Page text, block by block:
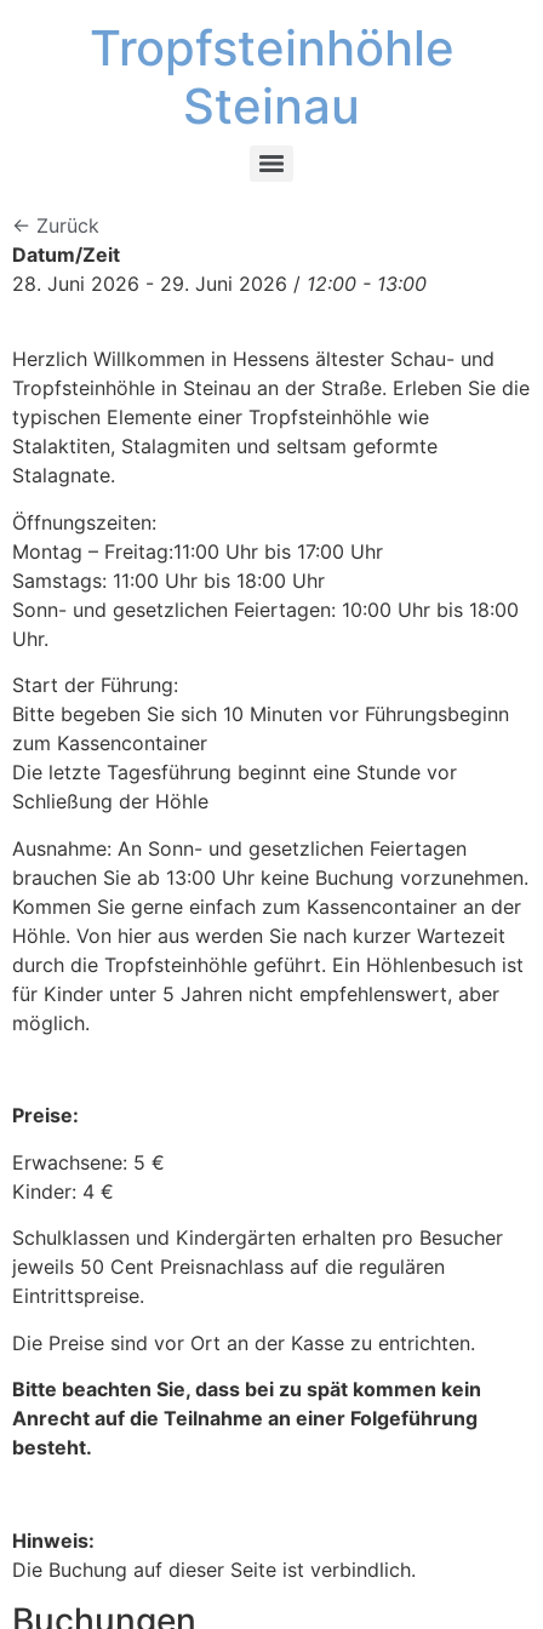
Tropfsteinhöhle
Steinau
← Zurück
Datum/Zeit
28. Juni 2026 - 29. Juni 2026 / 12:00 - 13:00
Herzlich Willkommen in Hessens ältester Schau- und
Tropfsteinhöhle in Steinau an der Straße. Erleben Sie die
typischen Elemente einer Tropfsteinhöhle wie
Stalaktiten, Stalagmiten und seltsam geformte
Stalagnate.
Öffnungszeiten:
Montag – Freitag:11:00 Uhr bis 17:00 Uhr
Samstags: 11:00 Uhr bis 18:00 Uhr
Sonn- und gesetzlichen Feiertagen: 10:00 Uhr bis 18:00
Uhr.
Start der Führung:
Bitte begeben Sie sich 10 Minuten vor Führungsbeginn
zum Kassencontainer
Die letzte Tagesführung beginnt eine Stunde vor
Schließung der Höhle
Ausnahme: An Sonn- und gesetzlichen Feiertagen
brauchen Sie ab 13:00 Uhr keine Buchung vorzunehmen.
Kommen Sie gerne einfach zum Kassencontainer an der
Höhle. Von hier aus werden Sie nach kurzer Wartezeit
durch die Tropfsteinhöhle geführt. Ein Höhlenbesuch ist
für Kinder unter 5 Jahren nicht empfehlenswert, aber
möglich.
Preise:
Erwachsene: 5 €
Kinder: 4 €
Schulklassen und Kindergärten erhalten pro Besucher
jeweils 50 Cent Preisnachlass auf die regulären
Eintrittspreise.
Die Preise sind vor Ort an der Kasse zu entrichten.
Bitte beachten Sie, dass bei zu spät kommen kein
Anrecht auf die Teilnahme an einer Folgeführung
besteht.
Hinweis:
Die Buchung auf dieser Seite ist verbindlich.
Buchungen